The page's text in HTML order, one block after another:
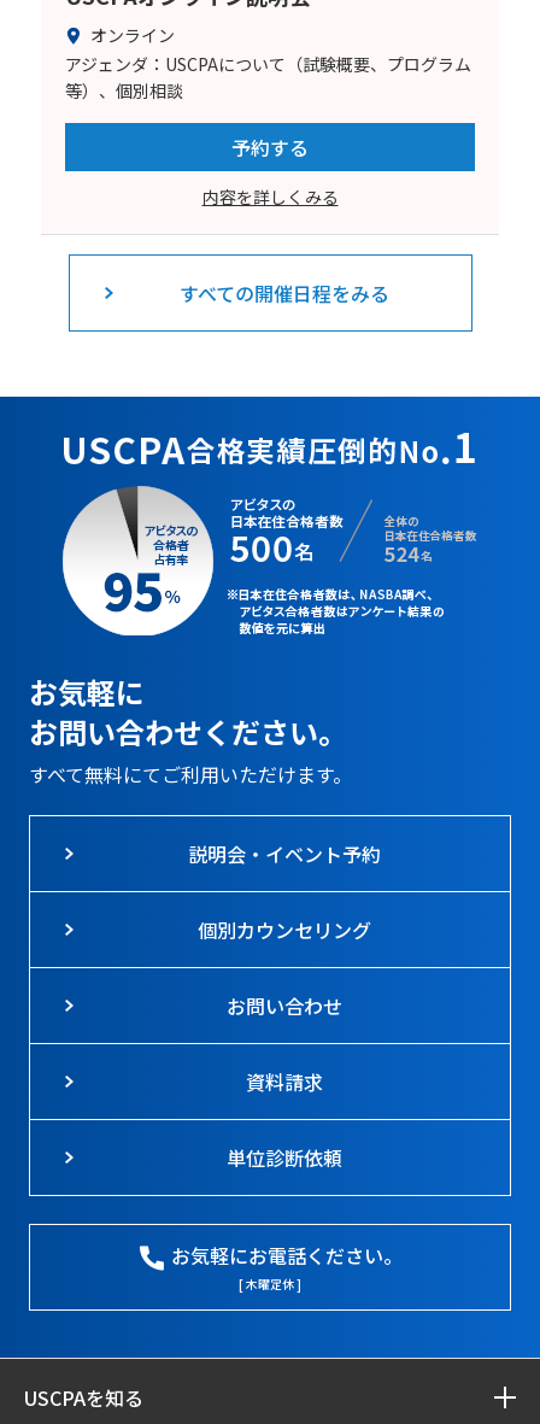
オンライン
アジェンダ：USCPAについて（試験概要、プログラム
等）、個別相談
予約する
内容を詳しくみる
すべての開催日程をみる
お気軽に
お問い合わせください。
すべて無料にてご利用いただけます。
説明会・イベント予約
個別カウンセリング
お問い合わせ
資料請求
単位診断依頼
お気軽にお電話ください。
[ 木曜定休 ]
USCPAを知る